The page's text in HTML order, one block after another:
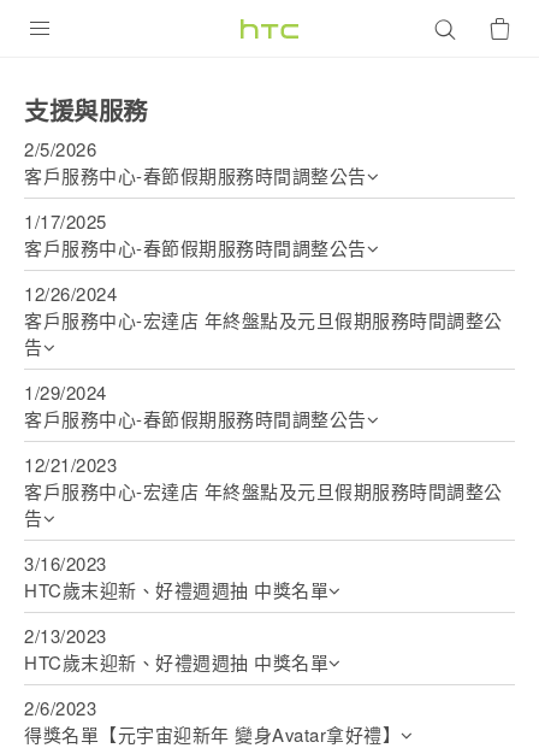
G REIGNS
智慧型手機
配件
VIVERSE
優惠專區
焦點訊息
校園專案
企業採購
銷售門市
銷售通路
支援服務
VIVELAND
登入
支援與服務
2/5/2026
客戶服務中心-春節假期服務時間調整公告
1/17/2025
客戶服務中心-春節假期服務時間調整公告
12/26/2024
客戶服務中心-宏達店 年終盤點及元旦假期服務時間調整公
告
1/29/2024
客戶服務中心-春節假期服務時間調整公告
12/21/2023
客戶服務中心-宏達店 年終盤點及元旦假期服務時間調整公
告
3/16/2023
HTC歲末迎新、好禮週週抽 中獎名單
2/13/2023
HTC歲末迎新、好禮週週抽 中獎名單
2/6/2023
得獎名單【元宇宙迎新年 變身Avatar拿好禮】